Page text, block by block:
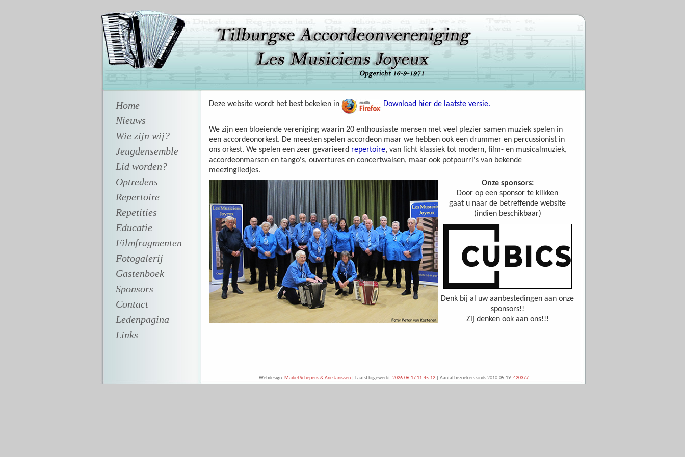
Home
Nieuws
Wie zijn wij?
Jeugdensemble
Lid worden?
Optredens
Repertoire
Repetities
Educatie
Filmfragmenten
Fotogalerij
Gastenboek
Sponsors
Contact
Ledenpagina
Links
Deze website wordt het best bekeken in Download hier de laatste versie.
We zijn een bloeiende vereniging waarin 20 enthousiaste mensen met veel plezier samen muziek spelen in
een accordeonorkest. De meesten spelen accordeon maar we hebben ook een drummer en percussionist in
ons orkest. We spelen een zeer gevarieerd repertoire, van licht klassiek tot modern, film- en musicalmuziek,
accordeonmarsen en tango's, ouvertures en concertwalsen, maar ook potpourri's van bekende
meezingliedjes.
Onze sponsors:
Door op een sponsor te klikken
gaat u naar de betreffende website
(indien beschikbaar)
Denk bij al uw aanbestedingen aan onze
sponsors!!
Zij denken ook aan ons!!!
Webdesign: Maikel Schepens & Arie Janissen| Laatst bijgewerkt: 2026-06-17 11:45:12| Aantal bezoekers sinds 2010-05-19: 420377